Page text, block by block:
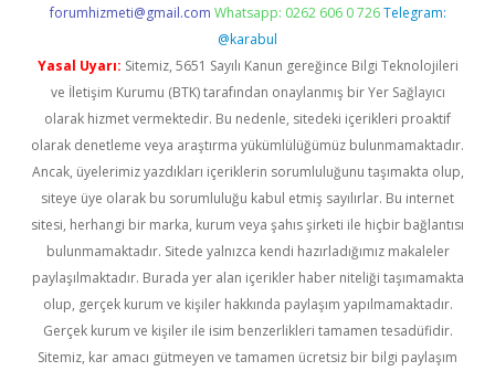
forumhizmeti@gmail.com Whatsapp: 0262 606 0 726 Telegram:
@karabul
Yasal Uyarı: Sitemiz, 5651 Sayılı Kanun gereğince Bilgi Teknolojileri
ve İletişim Kurumu (BTK) tarafından onaylanmış bir Yer Sağlayıcı
olarak hizmet vermektedir. Bu nedenle, sitedeki içerikleri proaktif
olarak denetleme veya araştırma yükümlülüğümüz bulunmamaktadır.
Ancak, üyelerimiz yazdıkları içeriklerin sorumluluğunu taşımakta olup,
siteye üye olarak bu sorumluluğu kabul etmiş sayılırlar. Bu internet
sitesi, herhangi bir marka, kurum veya şahıs şirketi ile hiçbir bağlantısı
bulunmamaktadır. Sitede yalnızca kendi hazırladığımız makaleler
paylaşılmaktadır. Burada yer alan içerikler haber niteliği taşımamakta
olup, gerçek kurum ve kişiler hakkında paylaşım yapılmamaktadır.
Gerçek kurum ve kişiler ile isim benzerlikleri tamamen tesadüfidir.
Sitemiz, kar amacı gütmeyen ve tamamen ücretsiz bir bilgi paylaşım